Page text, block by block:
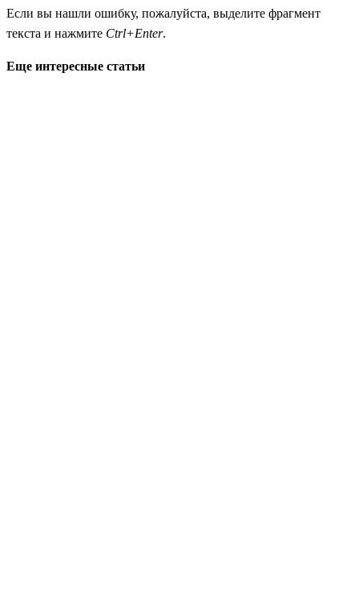
Если вы нашли ошибку, пожалуйста, выделите фрагмент
текста и нажмите Ctrl+Enter.
Еще интересные статьи